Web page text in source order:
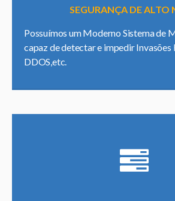
SEGURANÇA DE ALTO
Possuímos um Moderno Sistema de
capaz de detectar e impedir Invasões
DDOS,etc.